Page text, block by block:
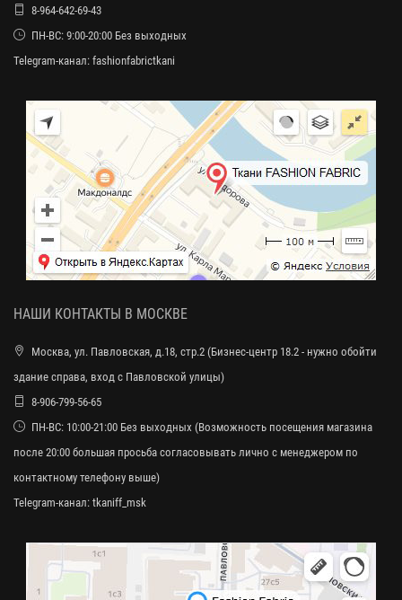
8-964-642-69-43
ПН-ВС: 9:00-20:00 Без выходных
Telegram-канал: fashionfabrictkani
НАШИ КОНТАКТЫ В МОСКВЕ
Москва, ул. Павловская, д.18, стр.2 (Бизнес-центр 18.2 - нужно обойти
здание справа, вход с Павловской улицы)
8-906-799-56-65
ПН-ВС: 10:00-21:00 Без выходных (Возможность посещения магазина
после 20:00 большая просьба согласовывать лично с менеджером по
контактному телефону выше)
Telegram-канал: tkaniff_msk